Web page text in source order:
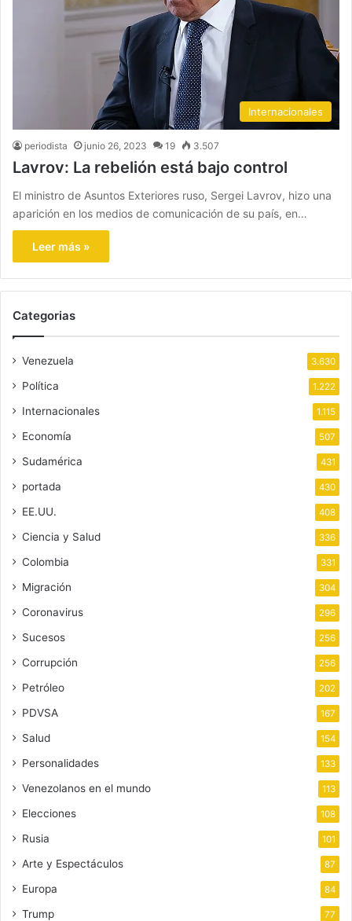
Internacionales
periodista junio 26, 2023 19 3.507
Lavrov: La rebelión está bajo control
El ministro de Asuntos Exteriores ruso, Sergei Lavrov, hizo una
aparición en los medios de comunicación de su país, en…
Leer más »
Categorias
Venezuela 3.630
Política 1.222
Internacionales 1.115
Economía 507
Sudamérica 431
portada 430
EE.UU. 408
Ciencia y Salud 336
Colombia 331
Migración 304
Coronavirus 296
Sucesos 256
Corrupción 256
Petróleo 202
PDVSA 167
Salud 154
Personalidades 133
Venezolanos en el mundo 113
Elecciones 108
Rusia 101
Arte y Espectáculos 87
Europa 84
Trump 77